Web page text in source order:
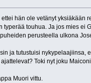
hän ole vetänyt
touhua. Ja jos mies ei
perusteella ulkona
ja tutustuisi
Toki nyt joku
Muori vittu.